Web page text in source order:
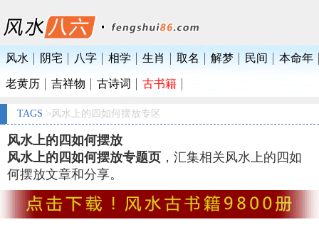
风水 阴宅 八字 相学 生肖 取名 解梦 民间 本命年
老黄历 吉祥物 古诗词 古书籍
TAGS >风水上的四如何摆放专区
风水上的四如何摆放
风水上的四如何摆放专题页 ，汇集相关风水上的四如
何摆放文章和分享。